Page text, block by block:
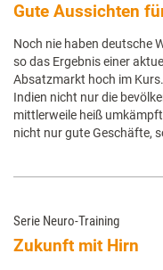
Gute Aussichten
Noch nie haben deutsche
so das Ergebnis einer
Absatzmarkt hoch im
Indien nicht nur die
mittlerweile heiß
nicht nur gute Geschäfte,
Serie Neuro-Training
Zukunft mit Hirn